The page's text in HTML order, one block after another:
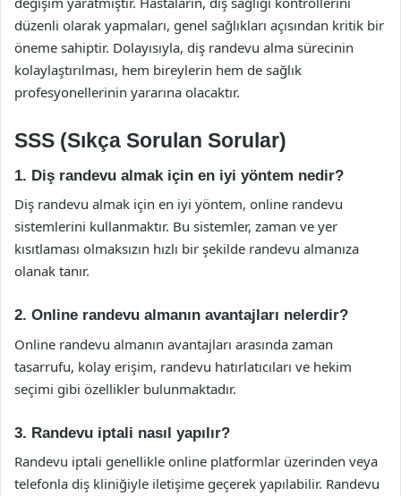
düzenli olarak yapmaları, genel sağlıkları açısından kritik bir
öneme sahiptir. Dolayısıyla, diş randevu alma sürecinin
kolaylaştırılması, hem bireylerin hem de sağlık
profesyonellerinin yararına olacaktır.
SSS (Sıkça Sorulan Sorular)
1. Diş randevu almak için en iyi yöntem nedir?
Diş randevu almak için en iyi yöntem, online randevu
sistemlerini kullanmaktır. Bu sistemler, zaman ve yer
kısıtlaması olmaksızın hızlı bir şekilde randevu almanıza
olanak tanır.
2. Online randevu almanın avantajları nelerdir?
Online randevu almanın avantajları arasında zaman
tasarrufu, kolay erişim, randevu hatırlatıcıları ve hekim
seçimi gibi özellikler bulunmaktadır.
3. Randevu iptali nasıl yapılır?
Randevu iptali genellikle online platformlar üzerinden veya
telefonla diş kliniğiyle iletişime geçerek yapılabilir. Randevu